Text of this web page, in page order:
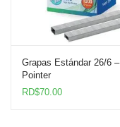
Grapas Estándar 26/6 –
Pointer
RD$70.00